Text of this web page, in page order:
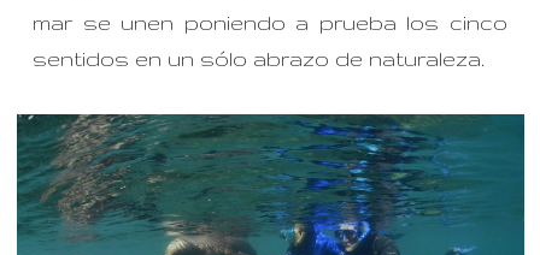
mar se unen poniendo a prueba los cinco
sentidos en un sólo abrazo de naturaleza.